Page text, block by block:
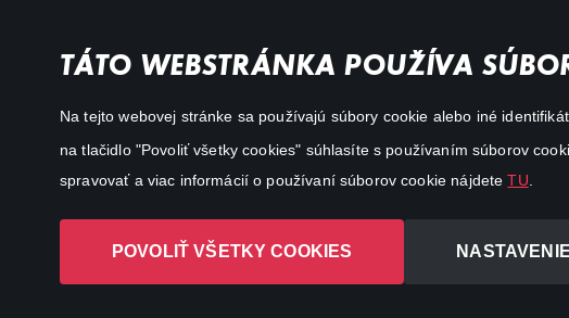
TÁTO WEBSTRÁNKA POUŽÍVA
Na tejto webovej stránke sa používajú súbory cookie alebo iné
na tlačidlo "Povoliť všetky cookies" súhlasíte s používaním súborov
spravovať a viac informácií o používaní súborov cookie nájdeteTU
POVOLIŤ VŠETKY COOKIES NASTAVENIE
Dráma
Dokumentárne
Osobné údaje
O aplikácii